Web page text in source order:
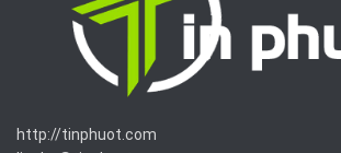
http://tinphuot.com